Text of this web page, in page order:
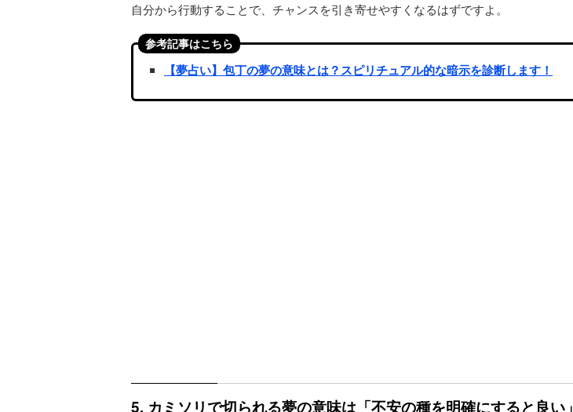
自分から行動することで、チャンスを引き寄せやすくなるはずですよ。
参考記事はこちら
【夢占い】包丁の夢の意味とは？スピリチュアル的な暗示を診断します！
5. カミソリで切られる夢の意味は「不安の種を明確にすると良い」